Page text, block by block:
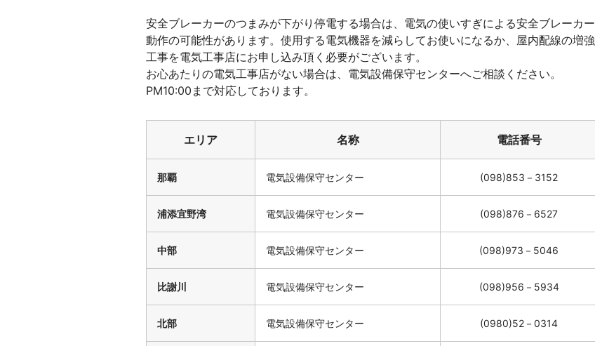
安全ブレーカーのつまみが下がり停電する場合は、電気の使いすぎによる安全ブレーカー
動作の可能性があります。使用する電気機器を減らしてお使いになるか、屋内配線の増強
工事を電気工事店にお申し込み頂く必要がございます。
お心あたりの電気工事店がない場合は、電気設備保守センターへご相談ください。
PM10:00まで対応しております。
エリア 名称 電話番号
那覇 電気設備保守センター (098)853－3152
浦添宜野湾 電気設備保守センター (098)876－6527
中部 電気設備保守センター (098)973－5046
比謝川 電気設備保守センター (098)956－5934
北部 電気設備保守センター (0980)52－0314